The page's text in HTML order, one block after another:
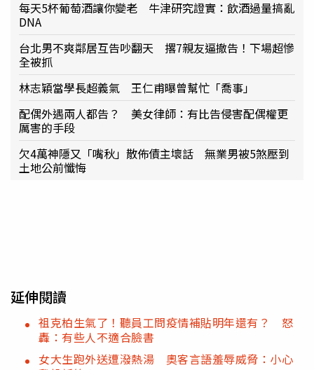
每天5杯葡萄酒讓你變老 牛津研究證實：飲酒過量搞亂
DNA
台北男不爽鄰居互告吵翻天 撂7親友逼撤告！下場超慘
全被抓
林志穎當學長超義氣 王仁甫曝曾幫忙「喬事」
配偶外遇兩人都告？ 美女律師：有比告侵害配偶權更
厲害的手段
欠4萬神隱又「嘴秋」散佈債主壞話 無業男被5煞壓到
土地公前懺悔
延伸閱讀
祖克柏生氣了！聽員工問疫情補貼明年還有？ 怒
轟：有些人不適合臉書
女大生跑外送遭潑熱湯 奧客言語羞辱威脅：小心